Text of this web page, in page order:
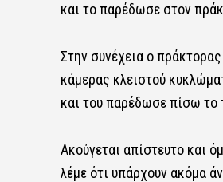
και το παρέδωσε στον
Στην συνέχεια ο
κάμερας κλειστού
και του παρέδωσε πίσω το
Ακούγεται απίστευτο και
λέμε ότι υπάρχουν ακόμα